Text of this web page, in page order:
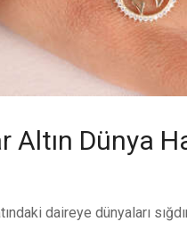
Altın Dünya
daireye dünyaları